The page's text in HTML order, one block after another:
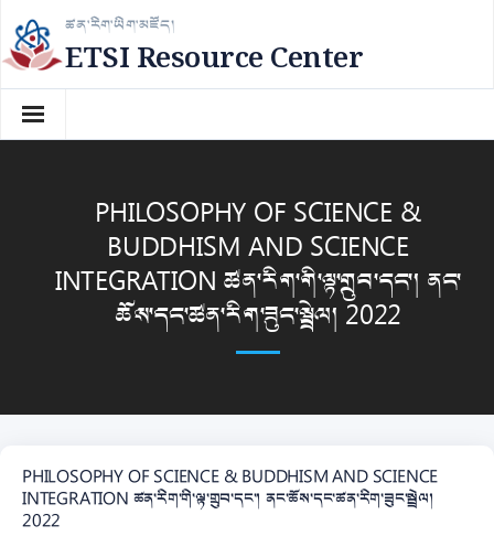
Skip
to
content
ཚན་རིག་ཡིག་མཛོད།
ETSI Resource Center
PHILOSOPHY OF SCIENCE &
BUDDHISM AND SCIENCE
INTEGRATION ཚན་རིག་གི་ལྟ་གྲུབ་དང་། ནང་
ཆོས་དང་ཚན་རིག་ཟུང་སྦྲེལ། 2022
PHILOSOPHY OF SCIENCE & BUDDHISM AND SCIENCE
INTEGRATION ཚན་རིག་གི་ལྟ་གྲུབ་དང་། ནང་ཆོས་དང་ཚན་རིག་ཟུང་སྦྲེལ།
2022